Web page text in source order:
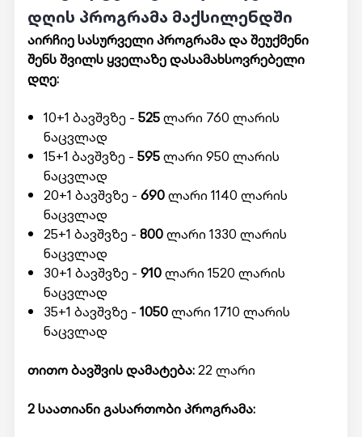
დღის პროგრამა მაქსილენდში
აირჩიე სასურველი პროგრამა და შეუქმენი
შენს შვილს ყველაზე დასამახსოვრებელი
დღე:
10+1 ბავშვზე - 525ლარი 760 ლარის
ნაცვლად
15+1 ბავშვზე - 595ლარი 950 ლარის
ნაცვლად
20+1 ბავშვზე - 690ლარი 1140 ლარის
ნაცვლად
25+1 ბავშვზე - 800ლარი 1330 ლარის
ნაცვლად
30+1 ბავშვზე - 910ლარი 1520 ლარის
ნაცვლად
35+1 ბავშვზე - 1050ლარი 1710 ლარის
ნაცვლად
თითო ბავშვის დამატება:22 ლარი
2 საათიანიგასართობიპროგრამა: